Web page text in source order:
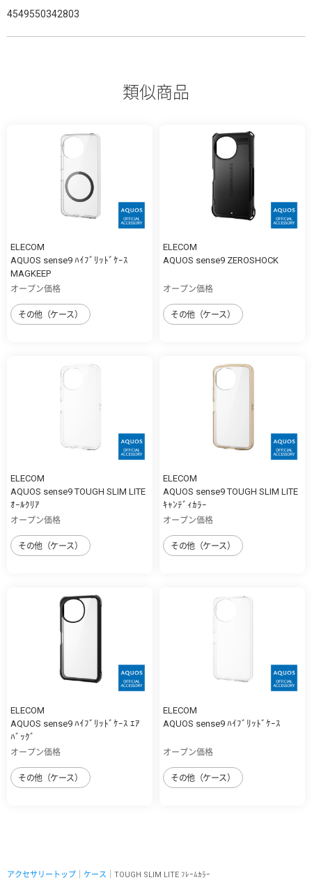
4549550342803
類似商品
ELECOM
AQUOS sense9 ﾊｲﾌﾞﾘｯﾄﾞｹｰｽ
MAGKEEP
オープン価格
その他（ケース）
ELECOM
AQUOS sense9 ZEROSHOCK
オープン価格
その他（ケース）
ELECOM
AQUOS sense9 TOUGH SLIM LITE
ｵｰﾙｸﾘｱ
オープン価格
その他（ケース）
ELECOM
AQUOS sense9 TOUGH SLIM LITE
ｷｬﾝﾃﾞｨｶﾗｰ
オープン価格
その他（ケース）
ELECOM
AQUOS sense9 ﾊｲﾌﾞﾘｯﾄﾞｹｰｽ ｴｱ
ﾊﾞｯｸﾞ
オープン価格
その他（ケース）
ELECOM
AQUOS sense9 ﾊｲﾌﾞﾘｯﾄﾞｹｰｽ
オープン価格
その他（ケース）
アクセサリートップ ケース ｜TOUGH SLIM LITE ﾌﾚｰﾑｶﾗｰ